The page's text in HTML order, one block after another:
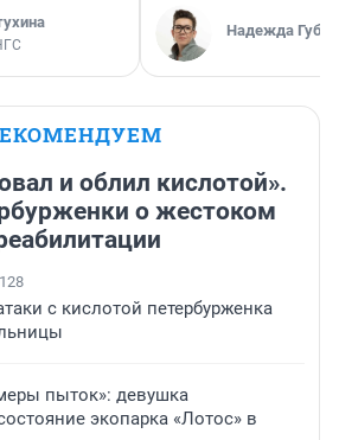
Надежда
и облил кислотой».
о жестоком
128
с кислотой петербурженка
пыток»: девушка
экопарка «Лотос» в